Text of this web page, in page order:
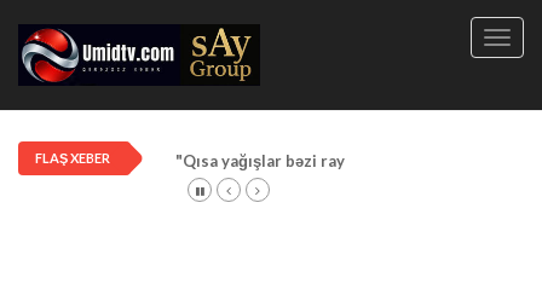
FLAŞ XEBER "Qısa yağışlar bəzi rayonlarda davam edir"